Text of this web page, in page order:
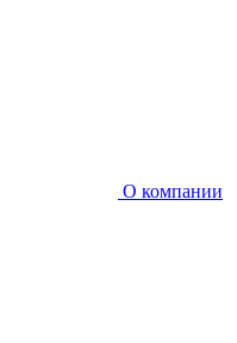
О компании